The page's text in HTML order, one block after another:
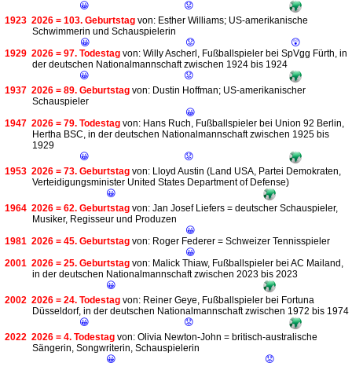
😀
😟
1923 2026 = 103. Geburtstag von: Esther Williams; US-amerikanische
Schwimmerin und Schauspielerin
😀
😟
😲
1929 2026 = 97. Todestag von: Willy Ascherl, Fußballspieler bei SpVgg Fürth, in
der deutschen Nationalmannschaft zwischen 1924 bis 1924
😀
😟
1937 2026 = 89. Geburtstag von: Dustin Hoffman; US-amerikanischer
Schauspieler
😀
1947 2026 = 79. Todestag von: Hans Ruch, Fußballspieler bei Union 92 Berlin,
Hertha BSC, in der deutschen Nationalmannschaft zwischen 1925 bis
1929
😀
😟
1953 2026 = 73. Geburtstag von: Lloyd Austin (Land USA, Partei Demokraten,
Verteidigungsminister United States Department of Defense)
😀
1964 2026 = 62. Geburtstag von: Jan Josef Liefers = deutscher Schauspieler,
Musiker, Regisseur und Produzen
😀
1981 2026 = 45. Geburtstag von: Roger Federer = Schweizer Tennisspieler
😀
2001 2026 = 25. Geburtstag von: Malick Thiaw, Fußballspieler bei AC Mailand,
in der deutschen Nationalmannschaft zwischen 2023 bis 2023
😀
2002 2026 = 24. Todestag von: Reiner Geye, Fußballspieler bei Fortuna
Düsseldorf, in der deutschen Nationalmannschaft zwischen 1972 bis 1974
😀
😟
2022 2026 = 4. Todestag von: Olivia Newton-John = britisch-australische
Sängerin, Songwriterin, Schauspielerin
😀
😟